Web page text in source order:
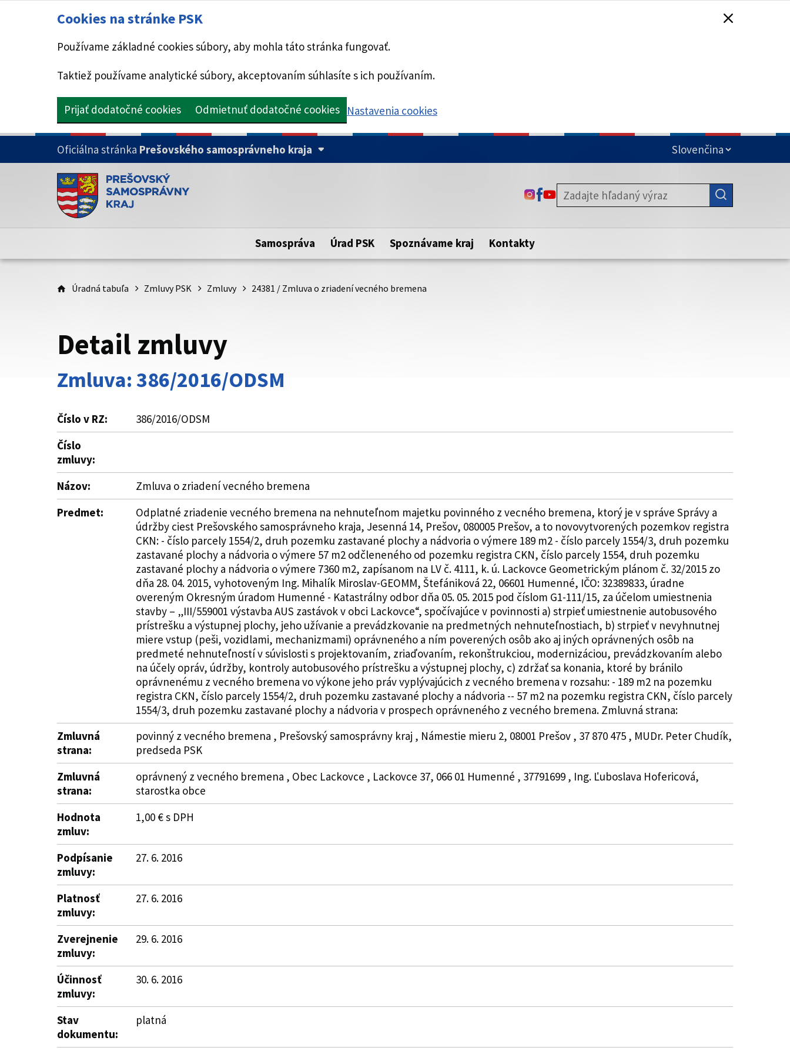
Cookies na stránke PSK
Používame základné cookies súbory, aby mohla táto stránka fungovať.
Taktiež používame analytické súbory, akceptovaním súhlasíte s ich používaním.
Prijať dodatočné cookies Odmietnuť dodatočné cookies Nastavenia cookies
PRESKOČIŤ NA HLAVNÝ OBSAH
Oficiálna stránka Prešovského samosprávneho kraja
Doména psk.sk je oficiálna
Toto je oficiálna webová stránka Prešovského samosprávneho kraja.
Táto stránka je zabezpečená
zabezpečenú webovú stránku. Zabezpečená stránka vždy začína
https:// pred názvom domény webového sídla.
ODKAZ SA OTVORÍ NA NOVEJ KARTE
ODKAZ SA OTVORÍ NA NOVEJ KARTE
ODKAZ SA OTVORÍ NA NOVEJ KARTE
Samospráva Úrad PSK Spoznávame kraj Kontakty
Úradná tabuľa Zmluvy PSK Zmluvy 24381 / Zmluva o zriadení vecného bremena
Detail zmluvy
Zmluva: 386/2016/ODSM
Číslo v RZ:
386/2016/ODSM
Číslo
zmluvy:
Názov:
Zmluva o zriadení vecného bremena
Predmet:
Odplatné zriadenie vecného bremena na nehnuteľnom majetku povinného z vecného bremena, ktorý je v správe Správy a
údržby ciest Prešovského samosprávneho kraja, Jesenná 14, Prešov, 080005 Prešov, a to novovytvorených pozemkov registra
CKN: - číslo parcely 1554/2, druh pozemku zastavané plochy a nádvoria o výmere 189 m2 - číslo parcely 1554/3, druh pozemku
zastavané plochy a nádvoria o výmere 57 m2 odčleneného od pozemku registra CKN, číslo parcely 1554, druh pozemku
zastavané plochy a nádvoria o výmere 7360 m2, zapísanom na LV č. 4111, k. ú. Lackovce Geometrickým plánom č. 32/2015 zo
dňa 28. 04. 2015, vyhotoveným Ing. Mihalík Miroslav-GEOMM, Štefániková 22, 06601 Humenné, IČO: 32389833, úradne
overeným Okresným úradom Humenné - Katastrálny odbor dňa 05. 05. 2015 pod číslom G1-111/15, za účelom umiestnenia
stavby – „III/559001 výstavba AUS zastávok v obci Lackovce“, spočívajúce v povinnosti a) strpieť umiestnenie autobusového
prístrešku a výstupnej plochy, jeho užívanie a prevádzkovanie na predmetných nehnuteľnostiach, b) strpieť v nevyhnutnej
miere vstup (peši, vozidlami, mechanizmami) oprávneného a ním poverených osôb ako aj iných oprávnených osôb na
predmeté nehnuteľností v súvislosti s projektovaním, zriaďovaním, rekonštrukciou, modernizáciou, prevádzkovaním alebo
na účely opráv, údržby, kontroly autobusového prístrešku a výstupnej plochy, c) zdržať sa konania, ktoré by bránilo
oprávnenému z vecného bremena vo výkone jeho práv vyplývajúcich z vecného bremena v rozsahu: - 189 m2 na pozemku
registra CKN, číslo parcely 1554/2, druh pozemku zastavané plochy a nádvoria -- 57 m2 na pozemku registra CKN, číslo parcely
1554/3, druh pozemku zastavané plochy a nádvoria v prospech oprávneného z vecného bremena. Zmluvná strana:
Zmluvná
strana:
povinný z vecného bremena , Prešovský samosprávny kraj , Námestie mieru 2, 08001 Prešov , 37 870 475 , MUDr. Peter Chudík,
predseda PSK
Zmluvná
strana:
oprávnený z vecného bremena , Obec Lackovce , Lackovce 37, 066 01 Humenné , 37791699 , Ing. Ľuboslava Hofericová,
starostka obce
Hodnota
zmluv:
1,00 € s DPH
Podpísanie
zmluvy:
27. 6. 2016
Platnosť
zmluvy:
27. 6. 2016
Zverejnenie
zmluvy:
29. 6. 2016
Účinnosť
zmluvy:
30. 6. 2016
Stav
dokumentu:
platná